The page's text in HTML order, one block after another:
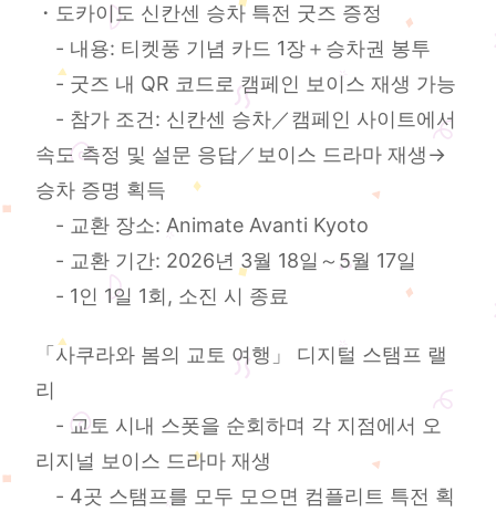
・도카이도 신칸센 승차 특전 굿즈 증정
- 내용: 티켓풍 기념 카드 1장＋승차권 봉투
- 굿즈 내 QR 코드로 캠페인 보이스 재생 가능
- 참가 조건: 신칸센 승차／캠페인 사이트에서
속도 측정 및 설문 응답／보이스 드라마 재생→
승차 증명 획득
- 교환 장소: Animate Avanti Kyoto
- 교환 기간: 2026년 3월 18일～5월 17일
- 1인 1일 1회, 소진 시 종료
「사쿠라와 봄의 교토 여행」 디지털 스탬프 랠
리
- 교토 시내 스폿을 순회하며 각 지점에서 오
리지널 보이스 드라마 재생
- 4곳 스탬프를 모두 모으면 컴플리트 특전 획